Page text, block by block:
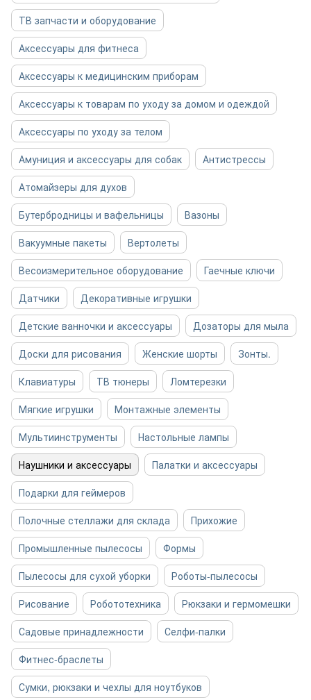
ТВ запчасти и оборудование
Аксессуары для фитнеса
Аксессуары к медицинским приборам
Аксессуары к товарам по уходу за домом и одеждой
Аксессуары по уходу за телом
Амуниция и аксессуары для собак
Антистрессы
Атомайзеры для духов
Бутербродницы и вафельницы
Вазоны
Вакуумные пакеты
Вертолеты
Весоизмерительное оборудование
Гаечные ключи
Датчики
Декоративные игрушки
Детские ванночки и аксессуары
Дозаторы для мыла
Доски для рисования
Женские шорты
Зонты.
Клавиатуры
ТВ тюнеры
Ломтерезки
Мягкие игрушки
Монтажные элементы
Мультиинструменты
Настольные лампы
Наушники и аксессуары
Палатки и аксессуары
Подарки для геймеров
Полочные стеллажи для склада
Прихожие
Промышленные пылесосы
Формы
Пылесосы для сухой уборки
Роботы-пылесосы
Рисование
Робототехника
Рюкзаки и гермомешки
Садовые принадлежности
Селфи-палки
Фитнес-браслеты
Сумки, рюкзаки и чехлы для ноутбуков